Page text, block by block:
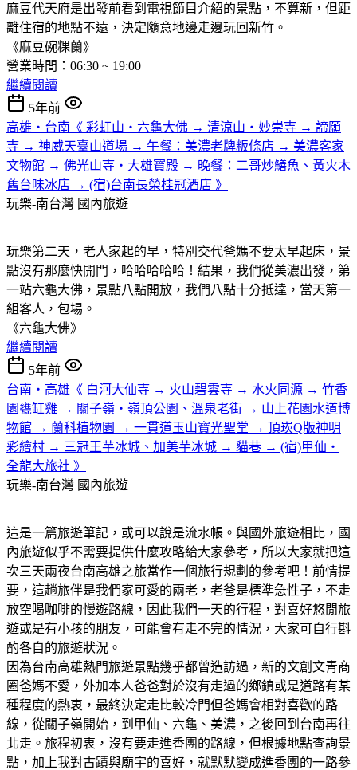
麻豆代天府是出發前看到電視節目介紹的景點，不算新，但距
離住宿的地點不遠，決定隨意地邊走邊玩回新竹。
《麻豆碗粿蘭》
營業時間：06:30 ~ 19:00
繼續閱讀
5年前
高雄‧台南《 彩虹山‧六龜大佛 → 清涼山‧妙崇寺 → 諦願
寺 → 神威天臺山道場 → 午餐：美濃老牌粄條店 → 美濃客家
文物館 → 佛光山寺‧大雄寶殿 → 晚餐：二哥炒鱔魚、黃火木
舊台味冰店 → (宿)台南長榮桂冠酒店 》
玩樂-南台灣 國內旅遊
玩樂第二天，老人家起的早，特別交代爸媽不要太早起床，景
點沒有那麼快開門，哈哈哈哈哈！結果，我們從美濃出發，第
一站六龜大佛，景點八點開放，我們八點十分抵達，當天第一
組客人，包場。
《六龜大佛》
繼續閱讀
5年前
台南‧高雄《 白河大仙寺 → 火山碧雲寺 → 水火同源 → 竹香
園甕缸雞 → 關子嶺‧嶺頂公園、溫泉老街 → 山上花園水道博
物館 → 蘭科植物園 → 一貫道玉山寶光聖堂 → 頂崁Q版神明
彩繪村 → 三冠王芋冰城、加美芋冰城 → 貓巷 → (宿)甲仙‧
全龍大旅社 》
玩樂-南台灣 國內旅遊
這是一篇旅遊筆記，或可以說是流水帳。與國外旅遊相比，國
內旅遊似乎不需要提供什麼攻略給大家參考，所以大家就把這
次三天兩夜台南高雄之旅當作一個旅行規劃的參考吧！前情提
要，這趟旅伴是我們家可愛的兩老，老爸是標準急性子，不走
放空喝咖啡的慢遊路線，因此我們一天的行程，對喜好悠閒旅
遊或是有小孩的朋友，可能會有走不完的情況，大家可自行斟
酌各自的旅遊狀況。
因為台南高雄熱門旅遊景點幾乎都曾造訪過，新的文創文青商
圈爸媽不愛，外加本人爸爸對於沒有走過的鄉鎮或是道路有某
種程度的熱衷，最終決定走比較冷門但爸媽會相對喜歡的路
線，從關子嶺開始，到甲仙、六龜、美濃，之後回到台南再往
北走。旅程初衷，沒有要走進香團的路線，但根據地點查詢景
點，加上我對古蹟與廟宇的喜好，就默默變成進香團的一路參